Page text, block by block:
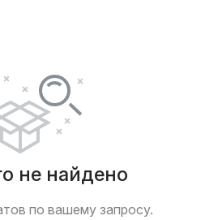
не найдено
по вашему запросу.